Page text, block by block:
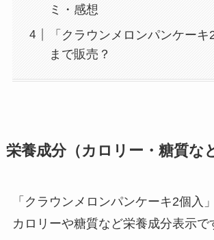
ミ・感想
「クラウンメロンパンケー
まで販売？
栄養成分（カロリー・糖質な
「クラウンメロンパンケーキ2個入
カロリーや糖質など栄養成分表示で